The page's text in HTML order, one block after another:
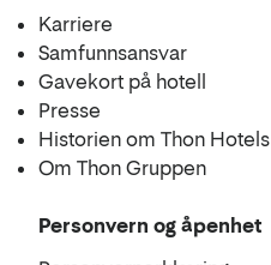
Karriere
Samfunnsansvar
Gavekort på hotell
Presse
Historien om Thon Hotels
Om Thon Gruppen
Personvern og åpenhet